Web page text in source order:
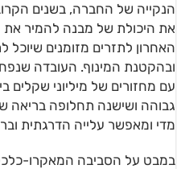
הנקייה של החברה, בשנים
את היכולת של מבנה להמיר
האחרון לתזרים מזומנים שיוכל
ובהקטנת המינוף. העובדה
עם מחזורים של מיליוני שקלים
גבוהה ושישנה תחלופה בריאה
מדי ומאפשר עלייה הדרגתית
במבט על הסביבה המאקרו-